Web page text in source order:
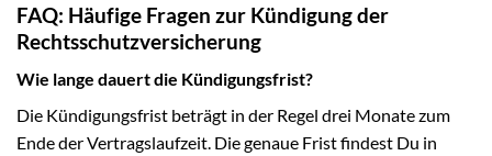
FAQ: Häufige Fragen zur Kündigung der
Rechtsschutzversicherung
Wie lange dauert die Kündigungsfrist?
Die Kündigungsfrist beträgt in der Regel drei Monate zum
Ende der Vertragslaufzeit. Die genaue Frist findest Du in